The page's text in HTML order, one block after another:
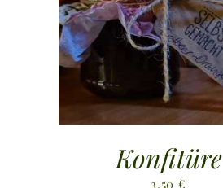
Konfitüre
3,50€